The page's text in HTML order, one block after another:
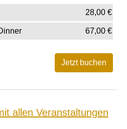
28,00€
67,00€
allen Veranstaltungen